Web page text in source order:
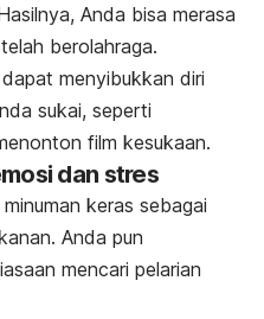
Anda bisa merasa
berolahraga.
menyibukkan diri
sukai, seperti
film kesukaan.
dan stres
keras sebagai
Anda pun
mencari pelarian